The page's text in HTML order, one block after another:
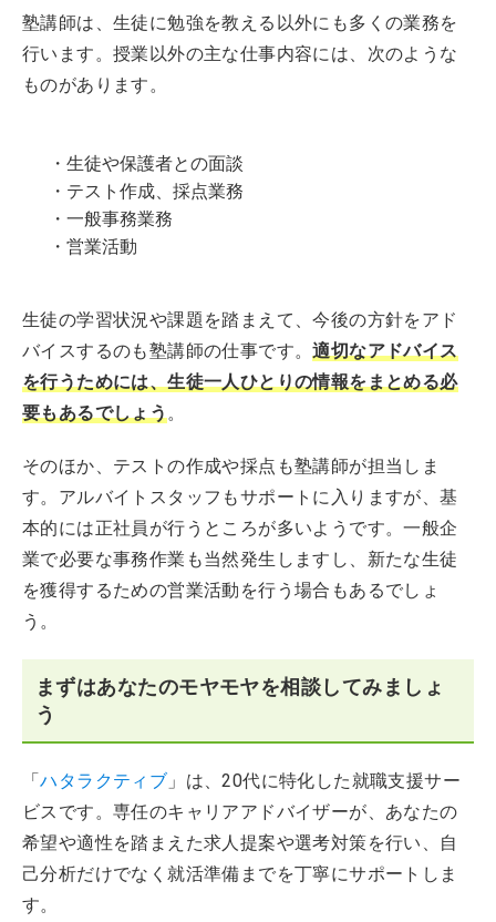
塾講師は、生徒に勉強を教える以外にも多くの業務を
行います。授業以外の主な仕事内容には、次のような
ものがあります。
・生徒や保護者との面談
・テスト作成、採点業務
・一般事務業務
・営業活動
生徒の学習状況や課題を踏まえて、今後の方針をアド
バイスするのも塾講師の仕事です。適切なアドバイス
を行うためには、生徒一人ひとりの情報をまとめる必
要もあるでしょう。
そのほか、テストの作成や採点も塾講師が担当しま
す。アルバイトスタッフもサポートに入りますが、基
本的には正社員が行うところが多いようです。一般企
業で必要な事務作業も当然発生しますし、新たな生徒
を獲得するための営業活動を行う場合もあるでしょ
う。
まずはあなたのモヤモヤを相談してみましょ
う
「ハタラクティブ 」は、20代に特化した就職支援サー
ビスです。専任のキャリアアドバイザーが、あなたの
希望や適性を踏まえた求人提案や選考対策を行い、自
己分析だけでなく就活準備までを丁寧にサポートしま
す。